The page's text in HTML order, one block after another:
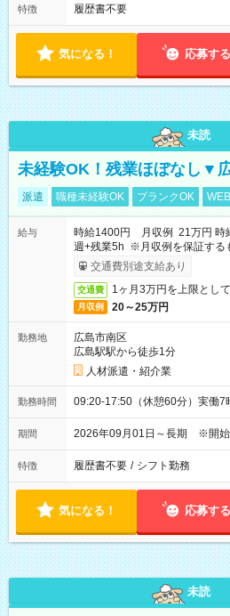
特徴 履歴書不要
気になる！ 応募する
未読
未経験OK！残業ほぼなし▼
派遣 職種未経験OK ブランクOK
給与
時給1400円 月収例 21万円 時
週+残業5h ※月収例を保証する
受取りサービス利用可（利用条
交通費別途支給あり
交通費 1ヶ月3万円を上限とし
月収例 20～25万円
勤務地
広島市南区
広島駅駅から徒歩1分
人材派遣・紹介業
勤務時間 09:20-17:50（休憩60分）実働7
期間 2026年09月01日～長期 ※開
特徴 履歴書不要 / シフト勤務
気になる！ 応募する
未読